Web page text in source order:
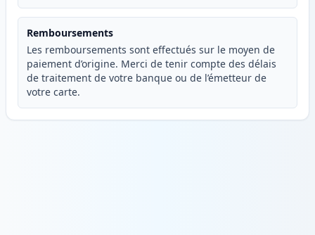
Remboursements
Les remboursements sont effectués sur le moyen de
paiement d’origine. Merci de tenir compte des délais
de traitement de votre banque ou de l’émetteur de
votre carte.